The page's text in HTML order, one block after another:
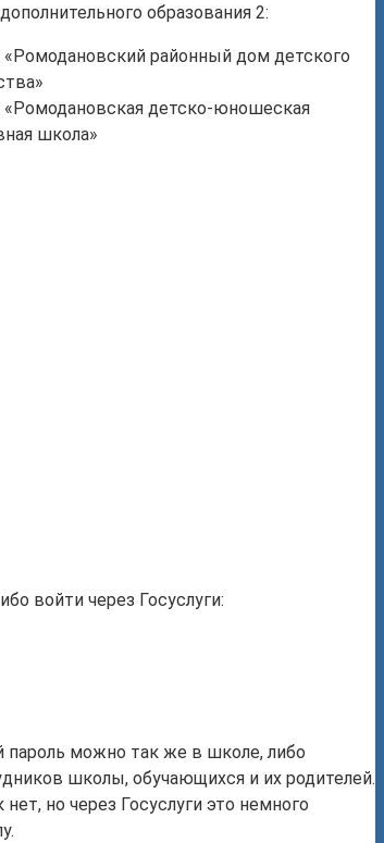
образования 2:
районный дом детского
детско-юношеская
школа»
войти через Госуслуги:
пароль можно так же в школе, либо
школы, обучающихся и их родителей.
но через Госуслуги это немного